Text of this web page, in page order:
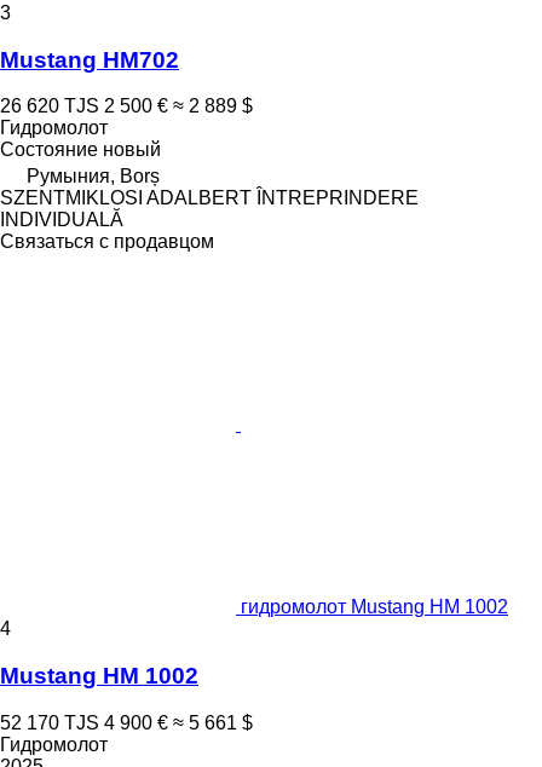
3
Mustang HM702
26 620 TJS 2 500 € ≈ 2 889 $
Гидромолот
Состояние новый
Румыния, Borș
SZENTMIKLOSI ADALBERT ÎNTREPRINDERE
INDIVIDUALĂ
Связаться с продавцом
гидромолот Mustang HM 1002
4
Mustang HM 1002
52 170 TJS 4 900 € ≈ 5 661 $
Гидромолот